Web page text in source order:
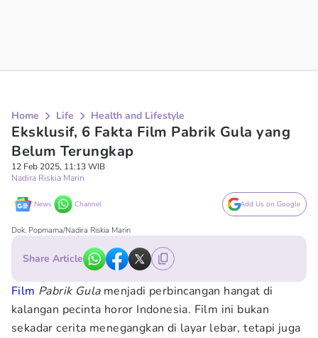
Home Life Health and Lifestyle
Eksklusif, 6 Fakta Film Pabrik Gula yang
Belum Terungkap
12 Feb 2025, 11:13 WIB
Nadira Riskia Marin
News Channel Add Us on Google
Dok. Popmama/Nadira Riskia Marin
Share Article
Film Pabrik Gulamenjadi perbincangan hangat di
kalangan pecinta horor Indonesia. Film ini bukan
sekadar cerita menegangkan di layar lebar, tetapi juga